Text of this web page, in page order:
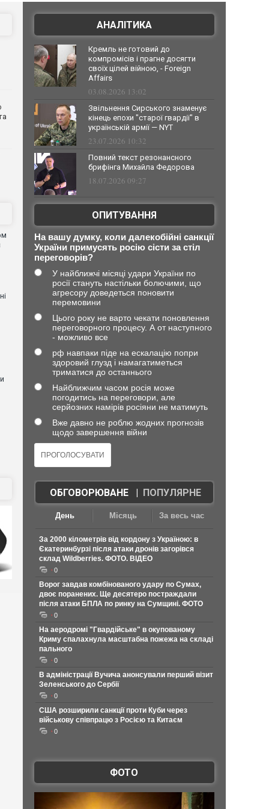
АНАЛІТИКА
Кремль не готовий до
компромісів і прагне досягти
своїх цілей війною, - Foreign
Affairs
03.08.2026 13:02
Звільнення Сирського знаменує
кінець епохи "старої гвардії" в
українській армії — NYT
23.07.2026 10:32
Повний текст резонансного
брифінга Михайла Федорова
18.07.2026 09:27
ОПИТУВАННЯ
На вашу думку, коли далекобійні санкції
України примусять росію сісти за стіл
переговорів?
У найближчі місяці удари України по
росії стануть настільки болючими, що
агресору доведеться поновити
перемовини
Цього року не варто чекати поновлення
переговорного процесу. А от наступного
- можливо все
рф навпаки піде на ескалацію попри
здоровий глузд і намагатиметься
триматися до останнього
Найближчим часом росія може
погодитись на переговори, але
серйозних намірів росіяни не матимуть
Вже давно не роблю жодних прогнозів
щодо завершення війни
ОБГОВОРЮВАНЕ| ПОПУЛЯРНЕ
День Місяць За весь час
За 2000 кілометрів від кордону з Україною: в
Єкатеринбурзі після атаки дронів загорівся
склад Wildberries. ФОТО. ВІДЕО
0
Ворог завдав комбінованого удару по Сумах,
двоє поранених. Ще десятеро постраждали
після атаки БПЛА по ринку на Сумщині. ФОТО
0
На аеродромі "Гвардійське" в окупованому
Криму спалахнула масштабна пожежа на складі
пального
0
В адміністрації Вучича анонсували перший візит
Зеленського до Сербії
0
США розширили санкції проти Куби через
військову співпрацю з Росією та Китаєм
0
ФОТО